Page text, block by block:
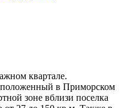
квартале.
в Приморском
зоне вблизи поселка